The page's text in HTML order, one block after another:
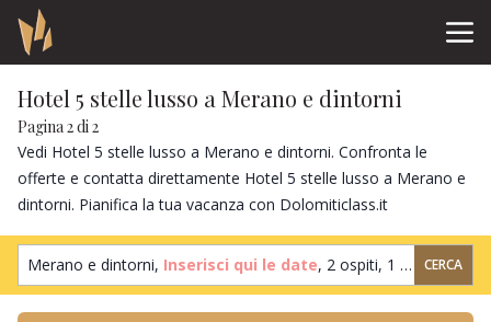
Hotel 5 stelle lusso a Merano e dintorni
Pagina 2 di 2
Vedi Hotel 5 stelle lusso a Merano e dintorni. Confronta le
offerte e contatta direttamente Hotel 5 stelle lusso a Merano e
dintorni. Pianifica la tua vacanza con Dolomiticlass.it
Merano e dintorni, Inserisci qui le date, 2 ospiti, 1 camera CERCA